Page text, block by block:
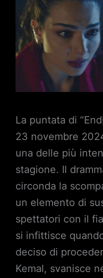
La puntata di
23 novembre
una delle più
stagione. Il
circonda la
un elemento di
spettatori con il
si infittisce
deciso di
Kemal, svanisce